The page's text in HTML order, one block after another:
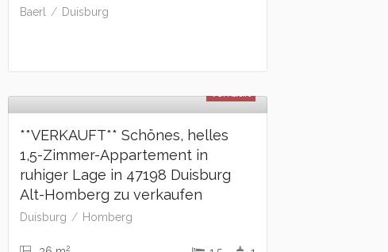
Baerl Duisburg
**VERKAUFT** Schönes, helles
1,5-Zimmer-Appartement in
ruhiger Lage in 47198 Duisburg
Alt-Homberg zu verkaufen
Duisburg Homberg
2